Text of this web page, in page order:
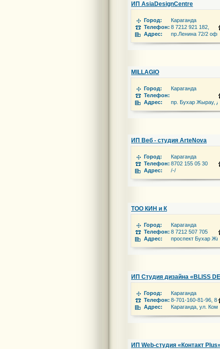
ИП AsiaDesignCentre
Город:
Караганда
Телефон: 8 7212 921 182,
Адрес:
пр.Ленина 72/2
MILLAGIO
Город:
Караганда
Телефон:
Адрес:
пр. Бухар Жырау,
ИП Веб - студия ArteNova
Город:
Караганда
Телефон: 8702 155 05 30
Адрес:
/-/
ТОО КИН и К
Город:
Караганда
Телефон: 8 7212 507 705
Адрес:
проспект Бухар
ИП Студия дизайна «BLISS
Город:
Караганда
Телефон: 8-701-160-81-96,
Адрес:
Караганда, ул.
ИП Web-студия «Контакт